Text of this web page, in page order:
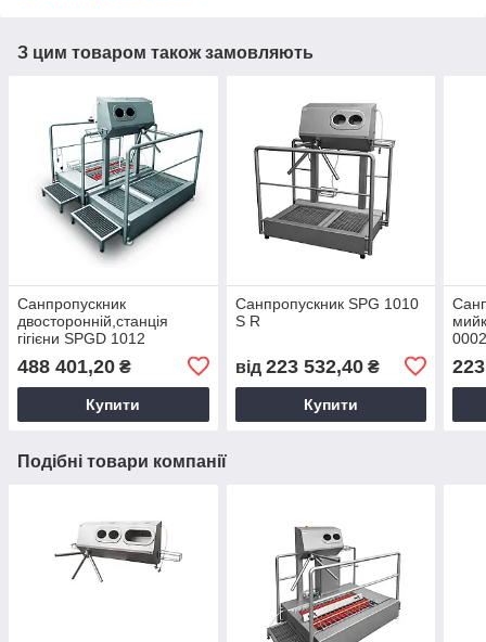
З цим товаром також замовляють
Санпропускник
двосторонній,станція
гігієни SPGD 1012
488 401,20 ₴
Купити
Санпропускник SPG 1010
S R
від 223 532,40₴
Купити
Подібні товари компанії